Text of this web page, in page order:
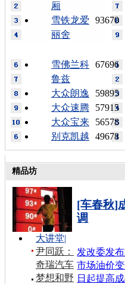
厢
93670
雪铁龙爱
丽舍
67696
雪佛兰科
鲁兹
59895
大众朗逸
57915
大众速腾
56578
大众宝来
49678
别克凯越
精品坊
[车春秋]
调
发改委发
市场油价
日起提高
大讲堂|
尹同跃：
奇瑞汽车
梦想和野